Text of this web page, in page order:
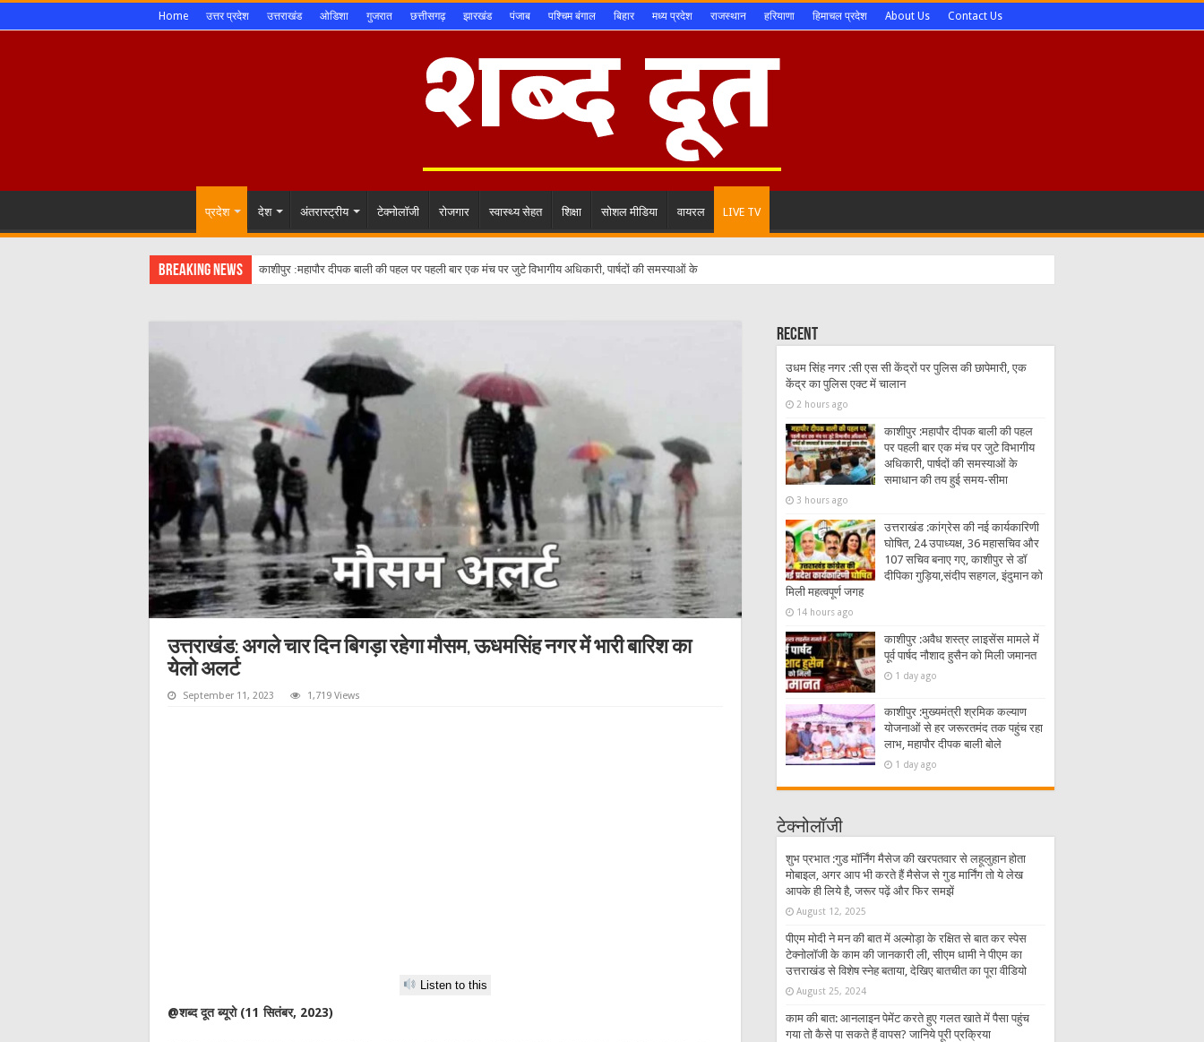
Home उत्तर प्रदेश उत्तराखंड ओडिशा गुजरात छत्तीसगढ़ झारखंड पंजाब पश्चिम बंगाल बिहार मध्य प्रदेश राजस्थान हरियाणा हिमाचल प्रदेश About Us Contact Us
प्रदेश देश अंतरास्ट्रीय टेक्नोलॉजी रोजगार स्वास्थ्य सेहत शिक्षा सोशल मीडिया वायरल LIVE TV
Breaking News
उत्तराखंड: अगले चार दिन बिगड़ा रहेगा मौसम, ऊधमसिंह नगर में भारी बारिश का
येलो अलर्ट
September 11, 2023 1,719 Views
Listen to this
@शब्द दूत ब्यूरो (11 सितंबर, 2023)
Recent
उधम सिंह नगर :सी एस सी केंद्रों पर पुलिस की छापेमारी, एक
केंद्र का पुलिस एक्ट में चालान
2 hours ago
काशीपुर :महापौर दीपक बाली की पहल
पर पहली बार एक मंच पर जुटे विभागीय
अधिकारी, पार्षदों की समस्याओं के
समाधान की तय हुई समय-सीमा
3 hours ago
उत्तराखंड :कांग्रेस की नई कार्यकारिणी
घोषित, 24 उपाध्यक्ष, 36 महासचिव और
107 सचिव बनाए गए, काशीपुर से डॉ
दीपिका गुड़िया,संदीप सहगल, इंदुमान को
मिली महत्वपूर्ण जगह
14 hours ago
काशीपुर :अवैध शस्त्र लाइसेंस मामले में
पूर्व पार्षद नौशाद हुसैन को मिली जमानत
1 day ago
काशीपुर :मुख्यमंत्री श्रमिक कल्याण
योजनाओं से हर जरूरतमंद तक पहुंच रहा
लाभ, महापौर दीपक बाली बोले
1 day ago
टेक्नोलॉजी
शुभ प्रभात :गुड मॉर्निंग मैसेज की खरपतवार से लहूलुहान होता
मोबाइल, अगर आप भी करते हैं मैसेज से गुड मार्निंग तो ये लेख
आपके ही लिये है, जरूर पढ़ें और फिर समझें
August 12, 2025
पीएम मोदी ने मन की बात में अल्मोड़ा के रक्षित से बात कर स्पेस
टेक्नोलॉजी के काम की जानकारी ली, सीएम धामी ने पीएम का
उत्तराखंड से विशेष स्नेह बताया, देखिए बातचीत का पूरा वीडियो
August 25, 2024
काम की बात: आनलाइन पेमेंट करते हुए गलत खाते में पैसा पहुंच
गया तो कैसे पा सकते हैं वापस? जानिये पूरी प्रक्रिया